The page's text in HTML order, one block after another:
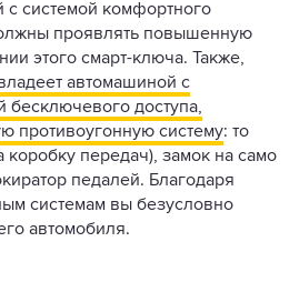
системой комфортного
проявлять повышенную
этого смарт-ключа. Также,
автомашиной с
бесключевого доступа,
противоугонную систему: то
коробку передач), замок на само
педалей. Благодаря
системам вы безусловно
автомобиля.